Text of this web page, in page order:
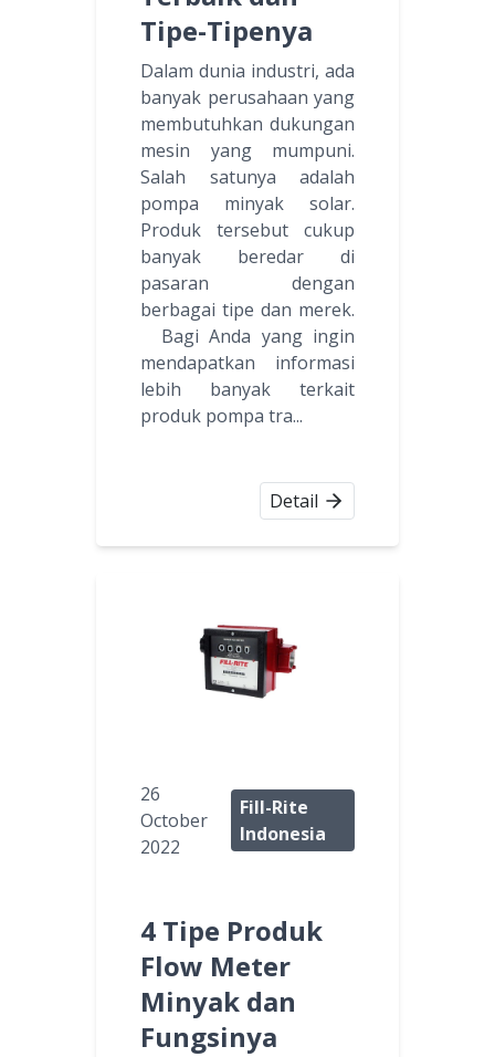
Tipe-Tipenya
Dalam dunia industri, ada
banyak perusahaan yang
membutuhkan dukungan
mesin yang mumpuni.
Salah satunya adalah
pompa minyak solar.
Produk tersebut cukup
banyak beredar di
pasaran dengan
berbagai tipe dan merek.
Bagi Anda yang ingin
mendapatkan informasi
lebih banyak terkait
produk pompa tra...
Detail
26
October
2022
Fill-Rite
Indonesia
4 Tipe Produk
Flow Meter
Minyak dan
Fungsinya